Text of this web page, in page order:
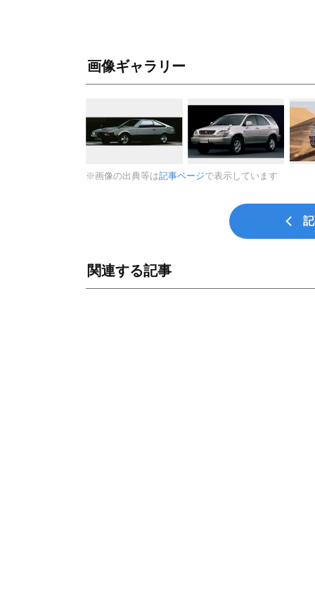
画像ギャラリー
※画像の出典等は記事ページで表示しています
関連する記事